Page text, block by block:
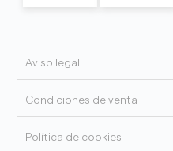
Aviso legal
Condiciones de venta
Política de cookies